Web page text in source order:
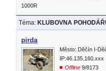
1000R
Téma: KLUBOVNA
pirda
Město: Děčín I-
IP:46.135.160.xxx
Offline 9/8173